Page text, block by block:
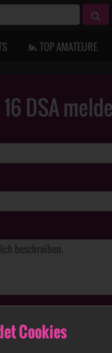
Cookies
TOP AMATEURE
DSA